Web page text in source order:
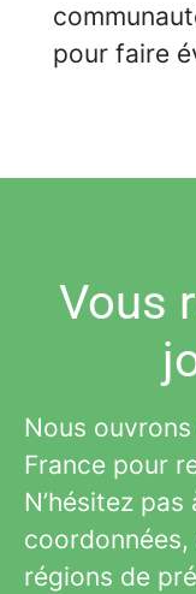
pour faire
Vous
Nous
France pour
N’hésitez
régions de